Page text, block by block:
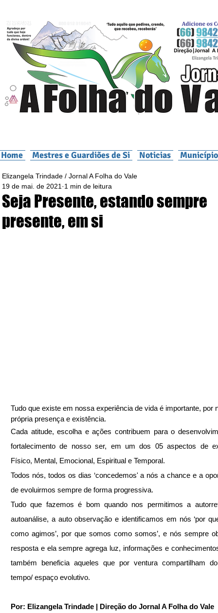
Home Mestres e Guardiões de Si Noticias
Seja Presente, estando sempre
presente, em si
Elizangela Trindade / Jornal A Folha do Vale
19 de mai. de 2021 1 min de leitura
Tudo que existe em nossa experiência de vida é importante, por
própria presença e existência.
Cada atitude, escolha e ações contribuem para o
fortalecimento de nosso ser, em um dos 05 aspectos de
Físico, Mental, Emocional, Espiritual e Temporal.
Todos nós, todos os dias ‘concedemos' a nós a chance e a
de evoluirmos sempre de forma progressiva.
Tudo que fazemos é bom quando nos permitimos a
autoanálise, a auto observação e identificamos em nós ‘por
como agimos’, por que somos como somos’, e nós sempre
resposta e ela sempre agrega luz, informações e
também beneficia aqueles que por ventura compartilham
tempo/ espaço evolutivo.
Por: Elizangela Trindade | Direção do Jornal A Folha do Vale